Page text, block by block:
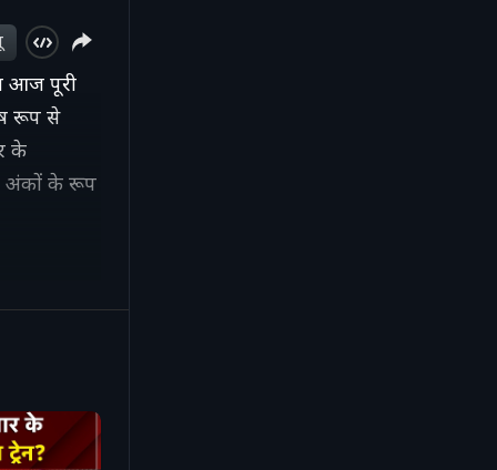
आज पूरी
रूप से
के
अंकों के रूप